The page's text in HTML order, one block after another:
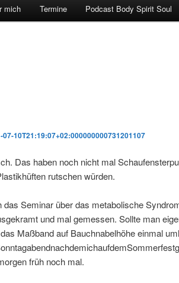
mich Termine Podcast Body Spirit Soul
07-10T21:19:07+02:000000000731201107
Das haben noch nicht mal
rutschen würden.
das Seminar über das metabolische
und mal gemessen. Sollte man
Maßband auf Bauchnabelhöhe einmal
früh noch mal.